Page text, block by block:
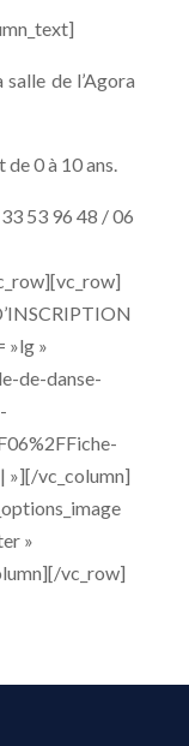
de l’Agora
0 à 10 ans.
53 96 48 / 06
»lg »
de-danse-
»][/vc_column]
»
vc_row]